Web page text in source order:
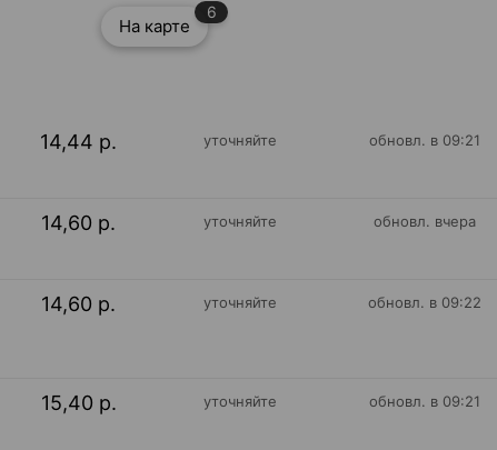
На карте
6
14,44 р. уточняйте обновл. в 09:21
14,60 р. уточняйте обновл. вчера
14,60 р. уточняйте обновл. в 09:22
15,40 р. уточняйте обновл. в 09:21